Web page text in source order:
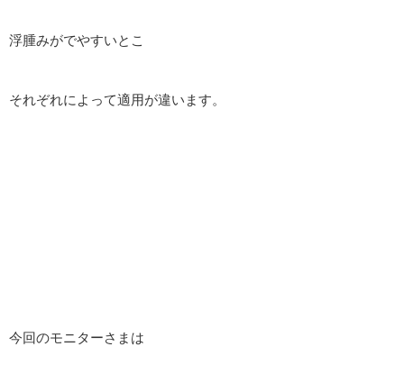
浮腫みがでやすいとこ
それぞれによって適用が違います。
今回のモニターさまは